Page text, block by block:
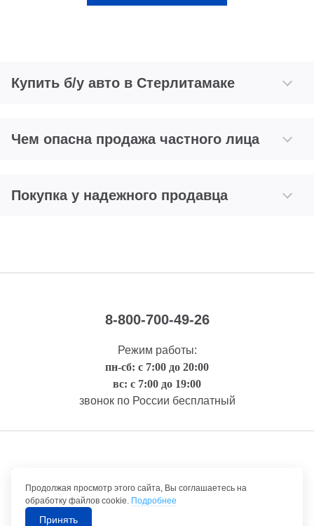
Купить б/у авто в Стерлитамаке
Чем опасна продажа частного лица
Покупка у надежного продавца
8-800-700-49-26
Режим работы:
пн-сб: с 7:00 до 20:00
вс: с 7:00 до 19:00
звонок по России бесплатный
Правовая информация
©1992-2026 ТрансТехСервис – продажа и обслуживание автомобилей.
Продолжая просмотр этого сайта, Вы соглашаетесь на
обработку файлов cookie. Подробнее
Принять